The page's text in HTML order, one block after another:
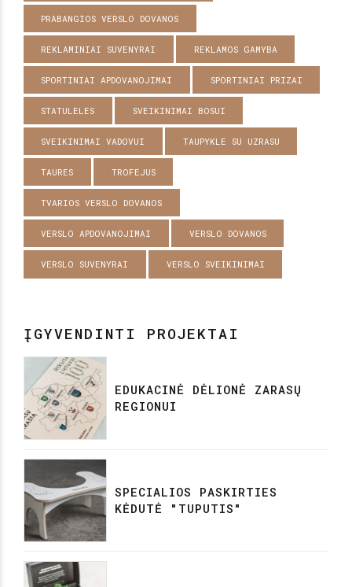
PRABANGIOS VERSLO DOVANOS
REKLAMINIAI SUVENYRAI REKLAMOS GAMYBA
SPORTINIAI APDOVANOJIMAI SPORTINIAI PRIZAI
STATULELES SVEIKINIMAI BOSUI
SVEIKINIMAI VADOVUI TAUPYKLE SU UZRASU
TAURES TROFEJUS
TVARIOS VERSLO DOVANOS
VERSLO APDOVANOJIMAI VERSLO DOVANOS
VERSLO SUVENYRAI VERSLO SVEIKINIMAI
ĮGYVENDINTI PROJEKTAI
EDUKACINĖ DĖLIONĖ ZARASŲ
REGIONUI
SPECIALIOS PASKIRTIES
KĖDUTĖ "TUPUTIS"